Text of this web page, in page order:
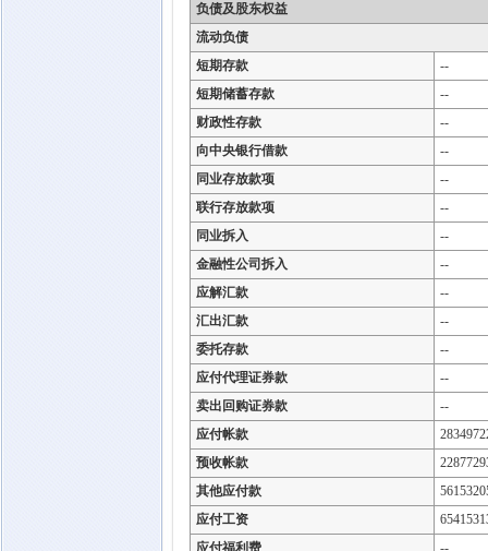
负债及股东权益
流动负债
短期存款
--
短期储蓄存款
--
财政性存款
--
向中央银行借款
--
同业存放款项
--
联行存放款项
--
同业拆入
--
金融性公司拆入
--
应解汇款
--
汇出汇款
--
委托存款
--
应付代理证券款
--
卖出回购证券款
--
应付帐款
预收帐款
其他应付款
应付工资
应付福利费
--